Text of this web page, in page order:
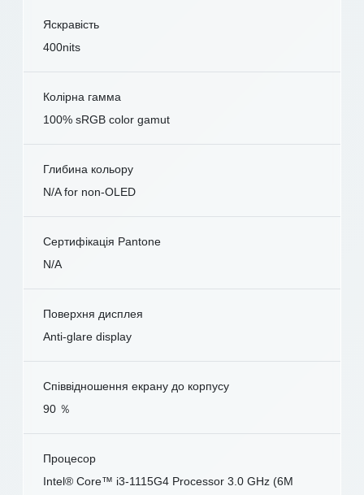
Яскравість
400nits
Колірна гамма
100% sRGB color gamut
Глибина кольору
N/A for non-OLED
Сертифікація Pantone
N/A
Поверхня дисплея
Anti-glare display
Співвідношення екрану до корпусу
90 ％
Процесор
Intel® Core™ i3-1115G4 Processor 3.0 GHz (6M